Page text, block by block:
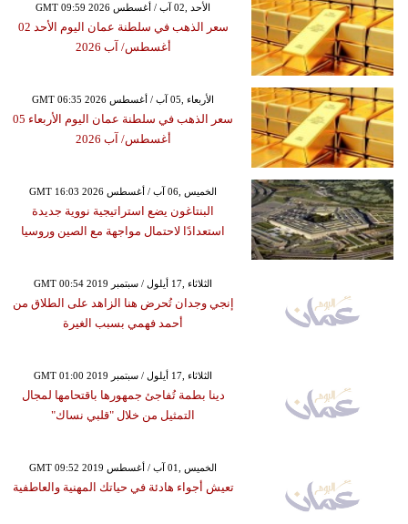
GMT 09:59 2026 الأحد ,02 آب / أغسطس
سعر الذهب في سلطنة عمان اليوم الأحد 02
أغسطس/ آب 2026
GMT 06:35 2026 الأربعاء ,05 آب / أغسطس
سعر الذهب في سلطنة عمان اليوم الأربعاء 05
أغسطس/ آب 2026
GMT 16:03 2026 الخميس ,06 آب / أغسطس
البنتاغون يضع استراتيجية نووية جديدة
استعدادًا لاحتمال مواجهة مع الصين وروسيا
GMT 00:54 2019 الثلاثاء ,17 أيلول / سبتمبر
إنجي وجدان تُحرض هنا الزاهد على الطلاق من
أحمد فهمي بسبب الغيرة
GMT 01:00 2019 الثلاثاء ,17 أيلول / سبتمبر
دينا بطمة تُفاجئ جمهورها باقتحامها لمجال
التمثيل من خلال "قلبي نساك"
GMT 09:52 2019 الخميس ,01 آب / أغسطس
تعيش أجواء هادئة في حياتك المهنية والعاطفية